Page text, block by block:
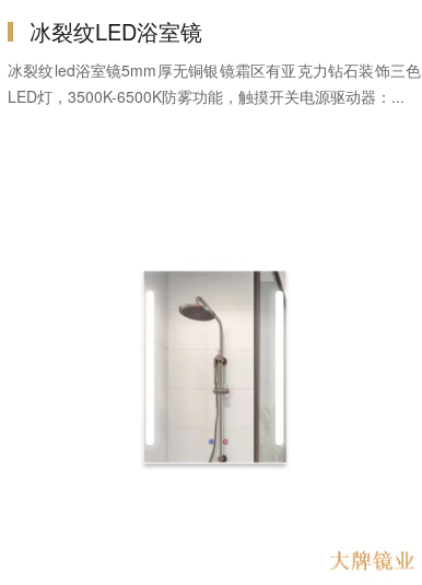
冰裂纹LED浴室镜
冰裂纹led浴室镜5mm厚无铜银镜霜区有亚克力钻石装饰三色
LED灯，3500K-6500K防雾功能，触摸开关电源驱动器：...